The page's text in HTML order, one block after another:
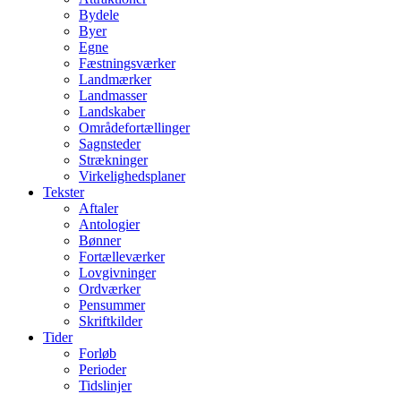
Bydele
Byer
Egne
Fæstningsværker
Landmærker
Landmasser
Landskaber
Områdefortællinger
Sagnsteder
Strækninger
Virkelighedsplaner
Tekster
Aftaler
Antologier
Bønner
Fortælleværker
Lovgivninger
Ordværker
Pensummer
Skriftkilder
Tider
Forløb
Perioder
Tidslinjer